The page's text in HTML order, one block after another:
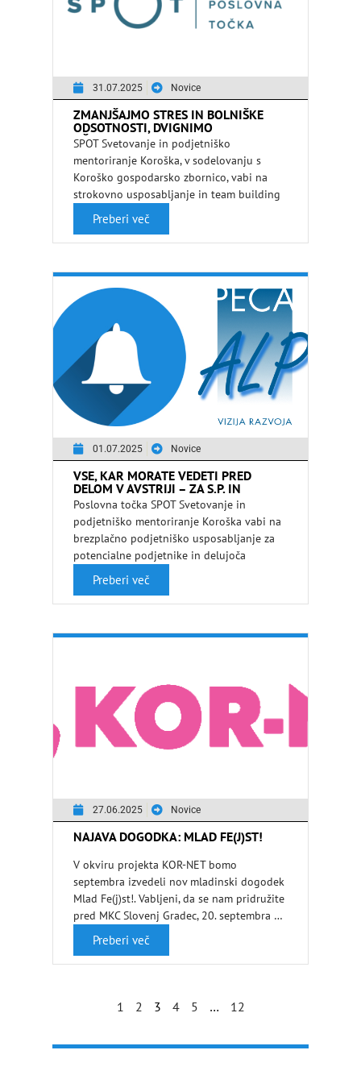
31.07.2025 Novice
ZMANJŠAJMO STRES IN BOLNIŠKE
ODSOTNOSTI, DVIGNIMO
UČINKOVITOST IN ZADOVOLJSTVO
SPOT Svetovanje in podjetniško
mentoriranje Koroška, v sodelovanju s
Koroško gospodarsko zbornico, vabi na
strokovno usposabljanje in team building
iz področja človeških virov, …
Preberi več
01.07.2025 Novice
VSE, KAR MORATE VEDETI PRED
DELOM V AVSTRIJI – ZA S.P. IN
PODJETJA
Poslovna točka SPOT Svetovanje in
podjetniško mentoriranje Koroška vabi na
brezplačno podjetniško usposabljanje za
potencialne podjetnike in delujoča
Preberi več
27.06.2025 Novice
NAJAVA DOGODKA: MLAD FE(J)ST!
V okviru projekta KOR-NET bomo
septembra izvedeli nov mladinski dogodek
Mlad Fe(j)st!. Vabljeni, da se nam pridružite
pred MKC Slovenj Gradec, 20. septembra …
Preberi več
1 2 3 4 5 … 12